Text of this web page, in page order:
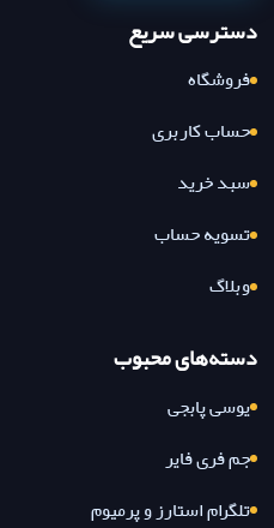
دسترسی سریع
فروشگاه
حساب کاربری
سبد خرید
تسویه حساب
وبلاگ
دسته‌های محبوب
یوسی پابجی
جم فری فایر
تلگرام استارز و پرمیوم